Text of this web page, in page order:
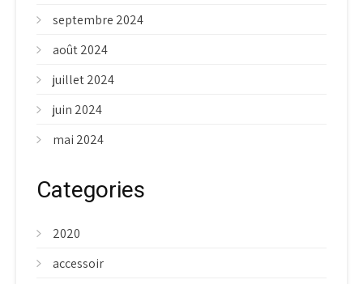
septembre 2024
août 2024
juillet 2024
juin 2024
mai 2024
Categories
2020
accessoir